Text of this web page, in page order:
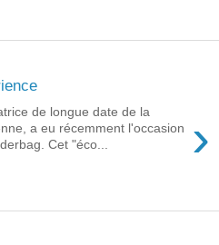
›
de longue date de la
a eu récemment l'occasion
Cet "éco...